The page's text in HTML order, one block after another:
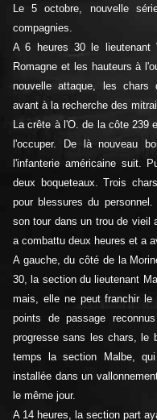
Le 5 octobre, nouvelle
compagnies.
A 6 heures 30 le lieutenant
Romagne et les hauteurs à
nouvelle attaque, les chars
avant à la recherche des
La crête à l'O. de la côte 239
l'occuper. De là nouveau
l'infanterie américaine suit.
deux boqueteaux. Trois
pour blessures du
son tour dans un trou de vieil
a combattu deux heures et a
A gauche, du côté de la
30, la section du lieutenant
mais, elle ne peut franchir
points de passage
progresse sans les chars, le
temps la section Malbe,
installée dans un
le même jour.
A 14 heures, la section part